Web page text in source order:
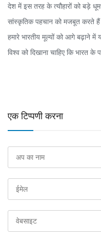
देश में इस तरह के त्यौहारों को बड़े
सांस्कृतिक पहचान को मजबूत करते
हमारे भारतीय मूल्यों को आगे बढ़ाने में
विश्व को दिखाना चाहिए कि भारत के
एक टिप्पणी करना